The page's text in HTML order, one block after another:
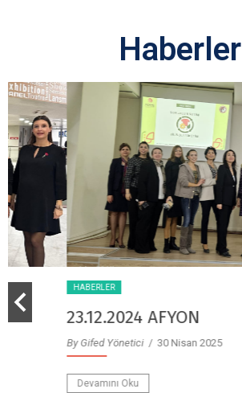
Haberler
23.12.2024 AFYON
By Gifed Yönetici/ 30 Nisan 2025
Devamını Oku